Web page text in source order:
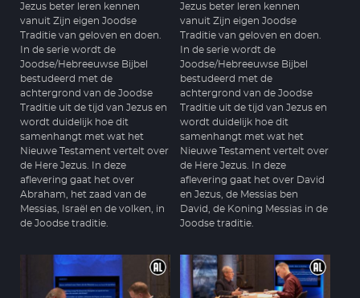
Jezus beter leren kennen
vanuit Zijn eigen Joodse
Traditie van geloven en doen.
In de serie wordt de
Joodse/Hebreeuwse Bijbel
bestudeerd met de
achtergrond van de Joodse
Traditie uit de tijd van Jezus en
wordt duidelijk hoe dit
samenhangt met wat het
Nieuwe Testament vertelt over
de Here Jezus. In deze
aflevering gaat het over
Abraham, het zaad van de
Messias, Israël en de volken, in
de Joodse traditie.
Jezus beter leren kennen
vanuit Zijn eigen Joodse
Traditie van geloven en doen.
In de serie wordt de
Joodse/Hebreeuwse Bijbel
bestudeerd met de
achtergrond van de Joodse
Traditie uit de tijd van Jezus en
wordt duidelijk hoe dit
samenhangt met wat het
Nieuwe Testament vertelt over
de Here Jezus. In deze
aflevering gaat het over David
en Jezus, de Messias ben
David, de Koning Messias in de
Joodse traditie.